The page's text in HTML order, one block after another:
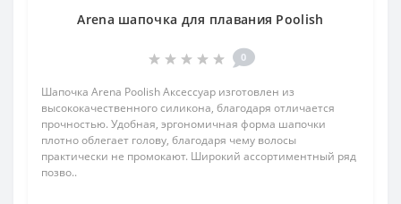
Arena шапочка для плавания Poolish
0
Шапочка Arena Poolish Аксессуар изготовлен из
высококачественного силикона, благодаря отличается
прочностью. Удобная, эргономичная форма шапочки
плотно облегает голову, благодаря чему волосы
практически не промокают. Широкий ассортиментный ряд
позво..